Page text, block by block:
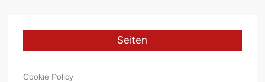
Seiten
Cookie Policy